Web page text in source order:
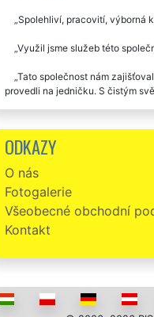
Spolehliví, pracovití, výborná
Využil jsme služeb této
Tato společnost nám
provedli na jedničku. S čistým
absolutně perfektně. Není nic,
společnosti.
Minulý týden jsme
společnost EXTRA
pracovitost a profesionalita při
využívat tuto společnost. Jsou
ODKAZY
O nás
Fotogalerie
Všeobecné obchodní
Kontakt